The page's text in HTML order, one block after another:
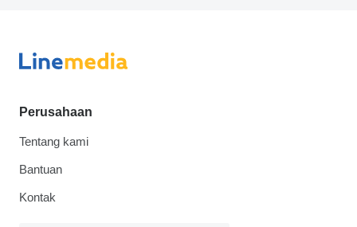
Perusahaan
Tentang kami
Bantuan
Kontak